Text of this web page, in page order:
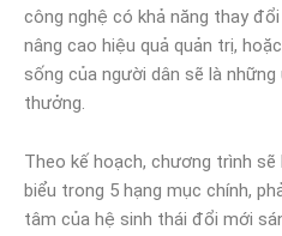
công nghệ có khả năng thay
nâng cao hiệu quả quản trị,
sống của người dân sẽ là
thưởng.
Theo kế hoạch, chương trình
biểu trong 5 hạng mục chính,
tâm của hệ sinh thái đổi mới